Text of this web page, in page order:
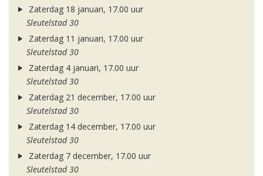
Zaterdag 18 januari, 17.00 uur
Sleutelstad 30
Zaterdag 11 januari, 17.00 uur
Sleutelstad 30
Zaterdag 4 januari, 17.00 uur
Sleutelstad 30
Zaterdag 21 december, 17.00 uur
Sleutelstad 30
Zaterdag 14 december, 17.00 uur
Sleutelstad 30
Zaterdag 7 december, 17.00 uur
Sleutelstad 30